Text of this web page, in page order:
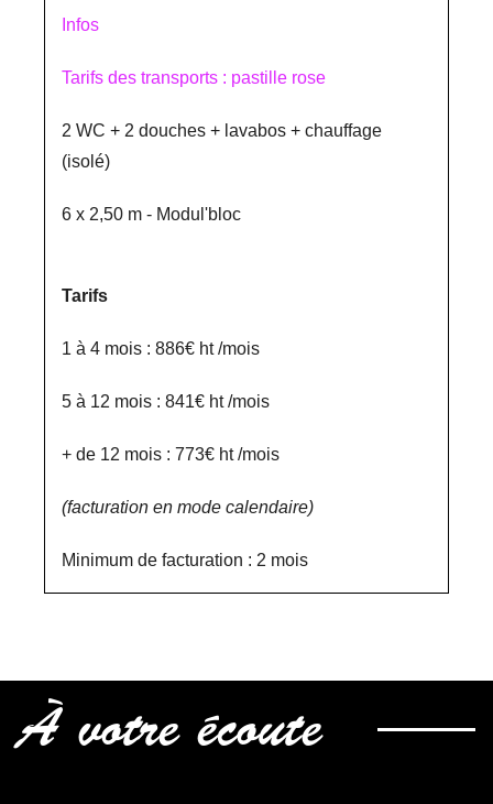
Infos
Tarifs des transports : pastille rose
2 WC + 2 douches + lavabos + chauffage
(isolé)
6 x 2,50 m - Modul'bloc
Tarifs
1 à 4 mois : 886€ ht /mois
5 à 12 mois : 841€ ht /mois
+ de 12 mois : 773€ ht /mois
(facturation en mode calendaire)
Minimum de facturation : 2 mois
À votre écoute